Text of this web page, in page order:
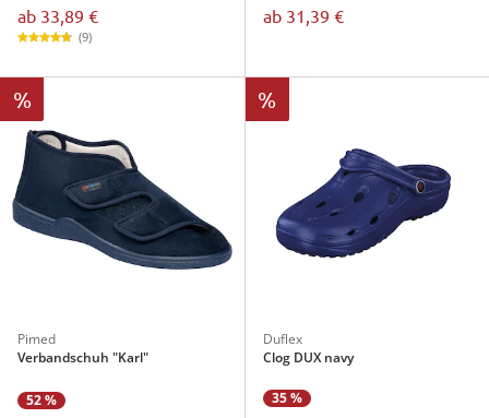
ab 33,89 €
(9)
ab 31,39 €
%
Pimed
Verbandschuh "Karl"
52 %
%
Duflex
Clog DUX navy
35 %